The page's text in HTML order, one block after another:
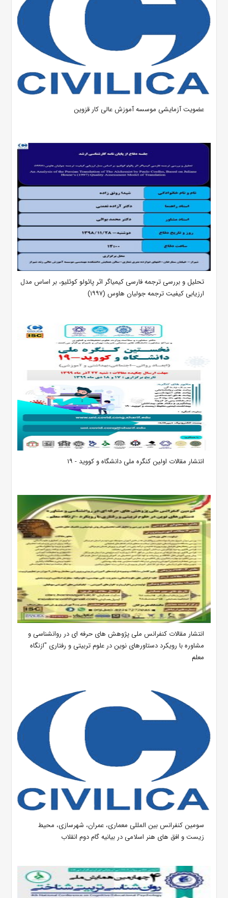
عضویت آزمایشی موسسه آموزش عالی کار قزوین
تحلیل و بررسی ترجمه فارسی کیمیاگر اثر پائولو کوئلیو، بر اساس مدل
ارزیابی کیفیت ترجمه جولیان هاوس (۱۹۹۷)
انتشار مقالات اولین کنگره ملی دانشگاه و کووید - ۱۹
انتشار مقالات کنفرانس ملی پژوهش های حرفه ای در روانشناسی و
مشاوره با رویکرد دستاورهای نوین در علوم تربیتی و رفتاری "ازنگاه
معلم
سومین کنفرانس بین المللی معماری، عمران، شهرسازی، محیط
زیست و افق های هنر اسلامی در بیانیه گام دوم انقلاب